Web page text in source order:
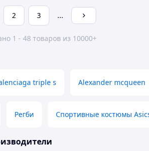
2 3 ...
1 - 48 товаров из 10000+
triple s Alexander mcqueen
Регби Спортивные костюмы